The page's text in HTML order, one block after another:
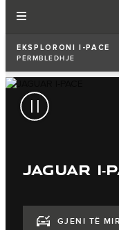
EKSPLORONI I-PACE
PËRMBLEDHJE
JAGUAR
GJENI TË